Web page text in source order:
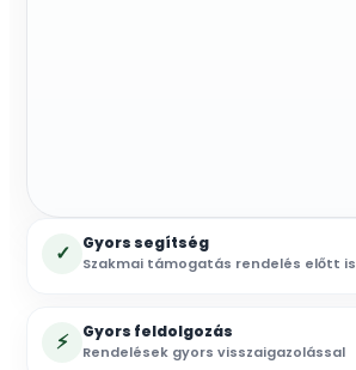
✓ Gyors segítség
Szakmai támogatás rendelés előtt is
⚡ Gyors feldolgozás
Rendelések gyors visszaigazolással